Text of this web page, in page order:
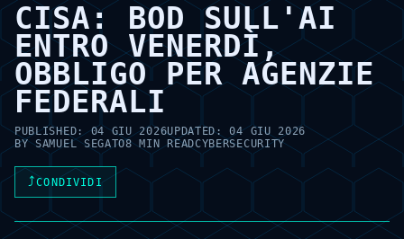
CISA: BOD SULL'AI
ENTRO VENERDÌ,
OBBLIGO PER AGENZIE
FEDERALI
PUBLISHED:04 GIU 2026UPDATED:04 GIU 2026
BYSAMUEL SEGATO8 MIN READCYBERSECURITY
⤴CONDIVIDI